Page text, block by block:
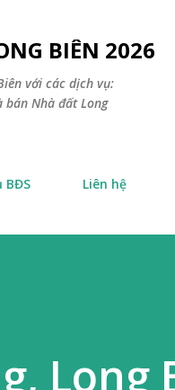
BIÊN 2026
với các dịch vụ:
bán Nhà đất Long
BĐS Liên hệ
Long